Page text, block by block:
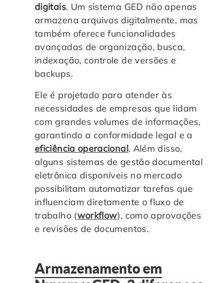
digitais. Um sistema GED não apenas
armazena arquivos digitalmente, mas
também oferece funcionalidades
avançadas de organização, busca,
indexação, controle de versões e
backups.
Ele é projetado para atender às
necessidades de empresas que lidam
com grandes volumes de informações,
garantindo a conformidade legal e a
eficiência operacional. Além disso,
alguns sistemas de gestão documental
eletrônica disponíveis no mercado
possibilitam automatizar tarefas que
influenciam diretamente o fluxo de
trabalho (workflow), como aprovações
e revisões de documentos.
Armazenamento em